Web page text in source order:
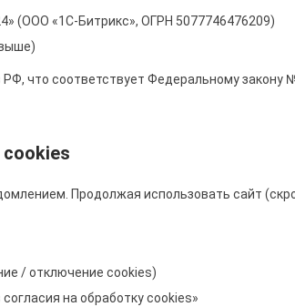
(ООО «1С-Битрикс», ОГРН 5077746476209)
что соответствует Федеральному
cookies
Продолжая использовать сайт
/ отключение cookies)
на обработку cookies»